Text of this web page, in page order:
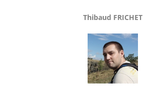
Thibaud FRICHET